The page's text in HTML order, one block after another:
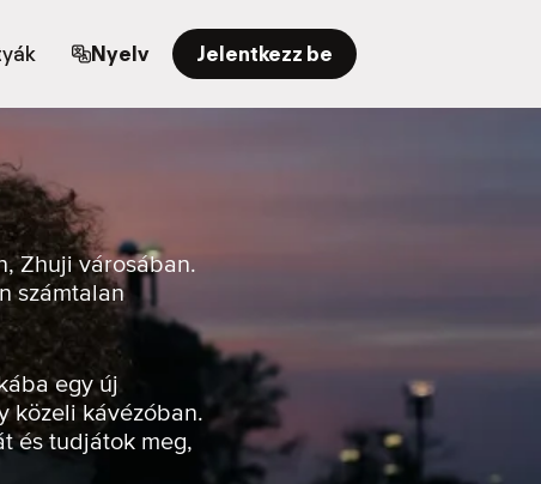
Nyelv Jelentkezz be
Zhuji városában.
számtalan
egy új
közeli kávézóban.
és tudjátok meg,